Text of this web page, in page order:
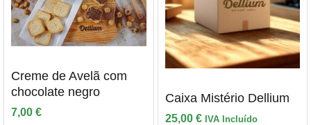
Creme de Avelã com
chocolate negro
7,00 €
Caixa Mistério Dellium
25,00 € IVA Incluído